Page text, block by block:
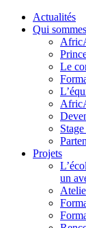
Actualités
Qui
Le
Projets
un